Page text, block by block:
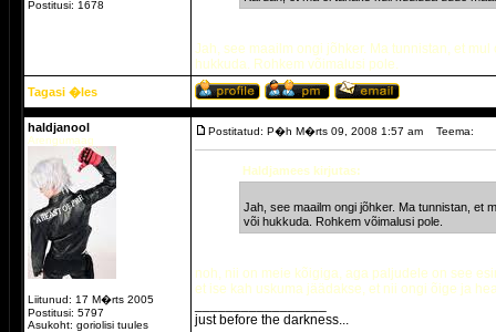
Postitusi: 1678
Jah, see maailm ongi jõhker. Ma tunnistan, et
hukkuda. Rohkem võimalusi pole.
Tagasi �les
haldjanool
Arengumaag
Liitunud: 17 M�rts 2005
Postitusi: 5797
Asukoht: goriolisi tuules
Postitatud: P�h M�rts 09, 2008 1:57 am Teema:
Haldjamees kirjutas:
Jah, see maailm ongi jõhker. Ma tunnistan, et
või hukkuda. Rohkem võimalusi pole.
noh, nii on meie kõigiga, aga paljudele on see
et ise kah uskuma jäädakse, et nii ongi õige ja
just before the darkness...